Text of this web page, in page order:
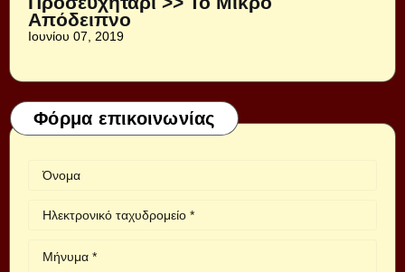
Απόδειπνο
Ιουνίου 07, 2019
Φόρμα επικοινωνίας